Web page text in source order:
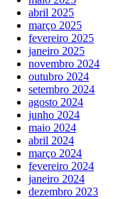
abril 2025
março 2025
fevereiro 2025
janeiro 2025
novembro 2024
outubro 2024
setembro 2024
agosto 2024
junho 2024
maio 2024
abril 2024
março 2024
fevereiro 2024
janeiro 2024
dezembro 2023